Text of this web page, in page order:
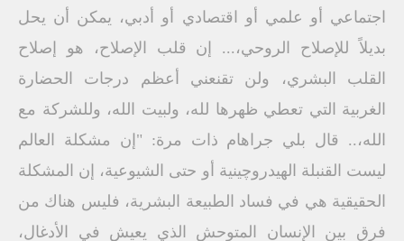
اجتماعي أو علمي أو اقتصادي أو أدبي، يمكن أن يحل
بديلاً للإصلاح الروحي،... إن قلب الإصلاح، هو إصلاح
القلب البشري، ولن تقنعني أعظم درجات الحضارة
الغربية التي تعطي ظهرها لله، ولبيت الله، وللشركة مع
الله،.. قال بلي جراهام ذات مرة: "إن مشكلة العالم
ليست القنبلة الهيدروچينية أو حتى الشيوعية، إن المشكلة
الحقيقية هي في فساد الطبيعة البشرية، فليس هناك من
فرق بين الإنسان المتوحش الذي يعيش في الأدغال،